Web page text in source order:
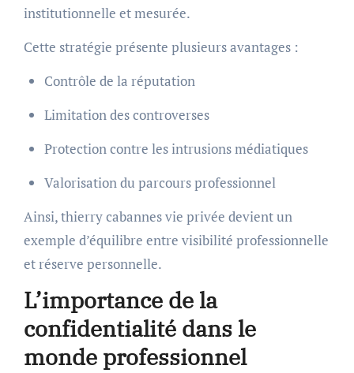
institutionnelle et mesurée.
Cette stratégie présente plusieurs avantages :
Contrôle de la réputation
Limitation des controverses
Protection contre les intrusions médiatiques
Valorisation du parcours professionnel
Ainsi, thierry cabannes vie privée devient un
exemple d’équilibre entre visibilité professionnelle
et réserve personnelle.
L’importance de la
confidentialité dans le
monde professionnel